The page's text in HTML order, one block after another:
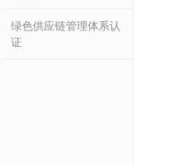
绿色供应链管理体系认
证